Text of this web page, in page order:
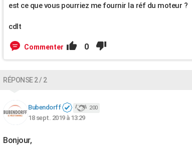
est ce que vous pourriez me fournir la réf du moteur ?
cdlt
Commenter 0
RÉPONSE 2 / 2
Bubendorff 200
18 sept. 2019 à 13:29
Bonjour,